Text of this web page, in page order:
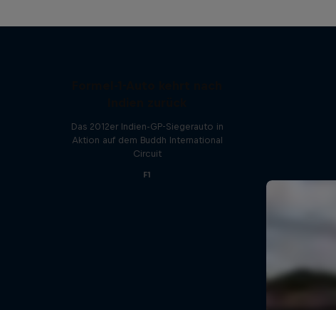
Das 2012er Indien-GP-Siegerauto in
Aktion auf dem Buddh International
Circuit
F1